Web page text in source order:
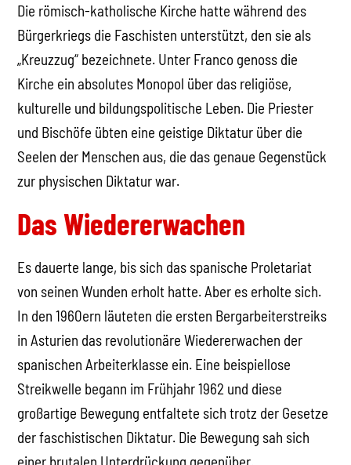
Die römisch-katholische Kirche hatte während des
Bürgerkriegs die Faschisten unterstützt, den sie als
„Kreuzzug“ bezeichnete. Unter Franco genoss die
Kirche ein absolutes Monopol über das religiöse,
kulturelle und bildungspolitische Leben. Die Priester
und Bischöfe übten eine geistige Diktatur über die
Seelen der Menschen aus, die das genaue Gegenstück
zur physischen Diktatur war.
Das Wiedererwachen
Es dauerte lange, bis sich das spanische Proletariat
von seinen Wunden erholt hatte. Aber es erholte sich.
In den 1960ern läuteten die ersten Bergarbeiterstreiks
in Asturien das revolutionäre Wiedererwachen der
spanischen Arbeiterklasse ein. Eine beispiellose
Streikwelle begann im Frühjahr 1962 und diese
großartige Bewegung entfaltete sich trotz der Gesetze
der faschistischen Diktatur. Die Bewegung sah sich